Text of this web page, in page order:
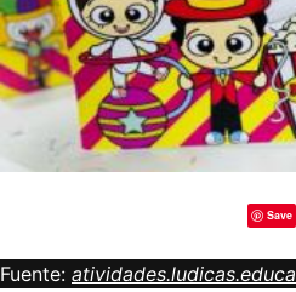
Save
Fuente: atividades.ludicas.educa